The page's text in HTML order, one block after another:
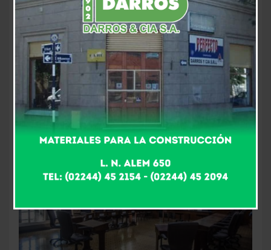
Concejo Deliberante:
nueva sesión
ordinaria este jueves
3 meses atrás Fm Alpha